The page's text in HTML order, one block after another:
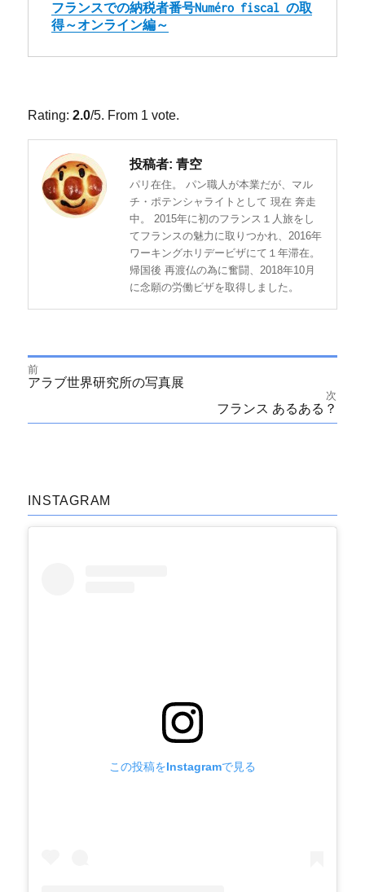
フランスでの納税者番号Numéro fiscal の取
得～オンライン編～
Rating:2.0/5. From 1 vote.
投稿者: 青空
パリ在住。 パン職人が本業だが、マル
チ・ポテンシャライトとして 現在 奔走
中。 2015年に初のフランス１人旅をし
てフランスの魅力に取りつかれ、2016年
ワーキングホリデービザにて１年滞在。
帰国後 再渡仏の為に奮闘、2018年10月
に念願の労働ビザを取得しました。
投
ゲ
前
前
の
アラブ世界研究所の写真展
次
フランス あるある？
INSTAGRAM
この投稿をInstagramで見る